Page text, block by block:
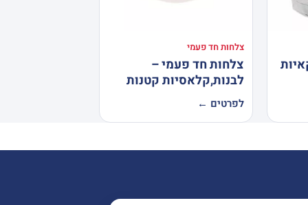
צלחות חד פעמי
צלחות חד פעמי –
לבנות,קלאסיות קטנות
לפרטים ←